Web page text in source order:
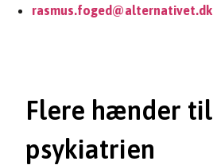
rasmus.foged@alternativet.dk
Flere hænder til
psykiatrien